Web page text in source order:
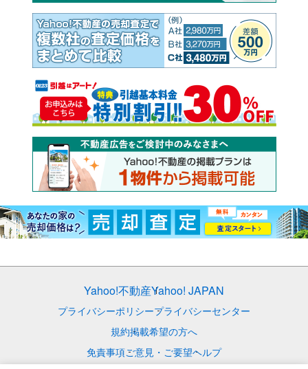
Yahoo!不動産Yahoo! JAPAN
プライバシーポリシープライバシーセンター
規約掲載希望の方へ
免責事項ご意見・ご要望ヘルプ